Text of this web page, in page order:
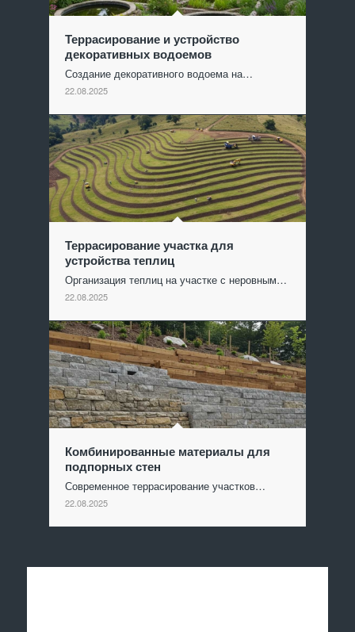
Террасирование и устройство
декоративных водоемов
Создание декоративного водоема на…
22.08.2025
Террасирование участка для
устройства теплиц
Организация теплиц на участке с неровным…
22.08.2025
Комбинированные материалы для
подпорных стен
Современное террасирование участков…
22.08.2025